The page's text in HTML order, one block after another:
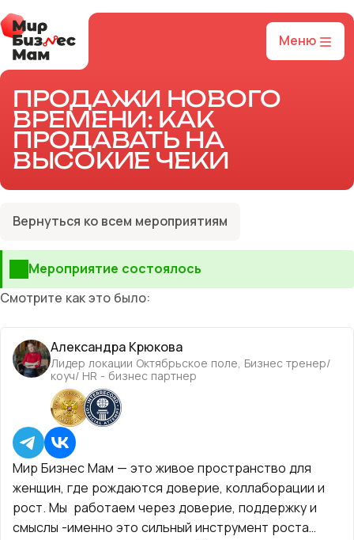
Меню
ПРОДАЖИ НОВОГО
ВРЕМЕНИ: КАК
ПРОДАВАТЬ НА
ВЫСОКИЕ ЧЕКИ
Вернуться ко всем мероприятиям
Мероприятие состоялось
Смотрите как это было:
Александра Крюкова
Лидер локации Октябрьское поле, Бизнес тренер/
коуч/ HR - бизнес партнер
Мир Бизнес Мам — это живое пространство для
женщин, где рождаются доверие, коллаборации и
рост. Мы работаем через доверие, поддержку и
смыслы -именно это сильный инструмент роста